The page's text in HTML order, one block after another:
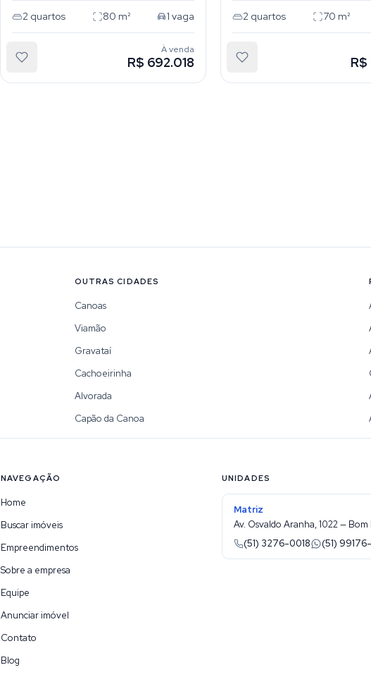
2 quartos 80 m² 1 vaga
À venda
R$ 692.018
2 quartos 70 m²
R$
OUTRAS CIDADES
Canoas
Viamão
Gravataí
Cachoeirinha
Alvorada
Capão da Canoa
NAVEGAÇÃO
Home
Buscar imóveis
Empreendimentos
Sobre a empresa
Equipe
Anunciar imóvel
Contato
Blog
UNIDADES
Matriz
Av. Osvaldo Aranha, 1022 —
(51) 3276-0018
(51)